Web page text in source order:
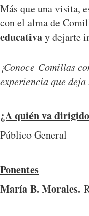
Más que una visita,
con el alma de
educativay dejarte
¡Conoce Comillas
experiencia que
¿A quién va
Público General
Ponentes
María B. Morales.